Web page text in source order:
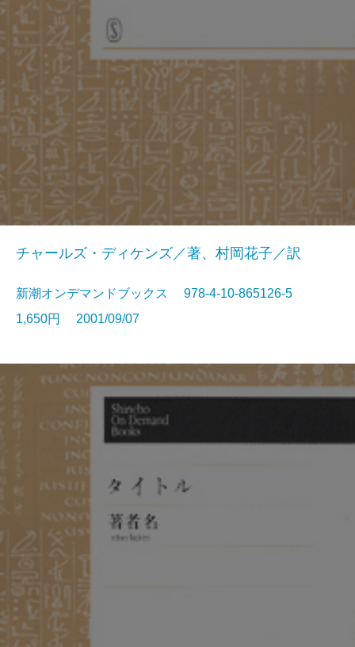
チャールズ・ディケンズ／著、村岡花子／訳
新潮オンデマンドブックス 978-4-10-865126-5
1,650円 2001/09/07